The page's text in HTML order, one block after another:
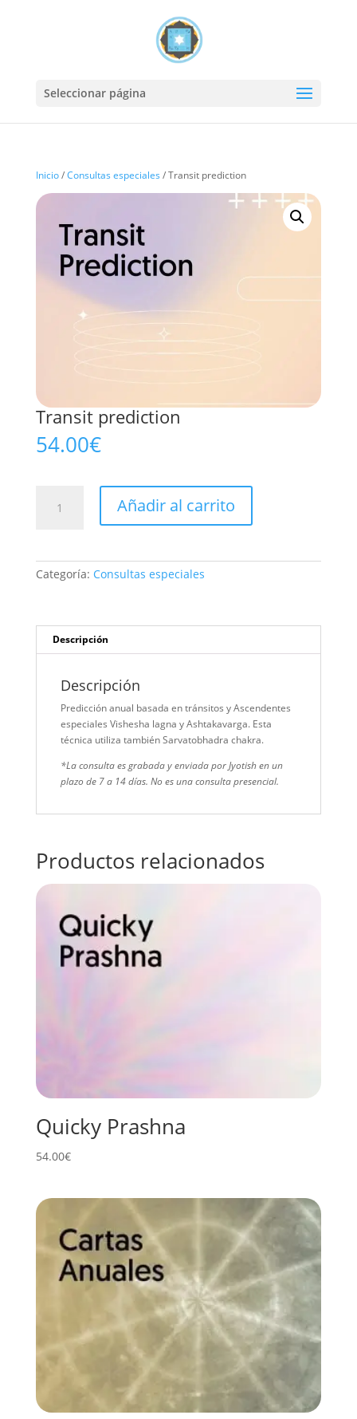
Seleccionar página
Inicio/Consultas especiales / Transit prediction
Transit prediction
54.00€
prediction
Añadir al carrito
Categoría: Consultas especiales
Descripción
Descripción
Predicción anual basada en tránsitos y Ascendentes
especiales Vishesha lagna y Ashtakavarga. Esta
técnica utiliza también Sarvatobhadra chakra.
*La consulta es grabada y enviada por Jyotish en un
plazo de 7 a 14 días. No es una consulta presencial.
Productos relacionados
Quicky Prashna
54.00€